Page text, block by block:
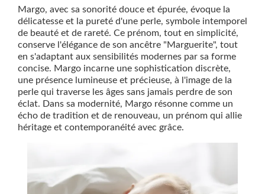
Margo, avec sa sonorité douce et épurée, évoque la
délicatesse et la pureté d'une perle, symbole intemporel
de beauté et de rareté. Ce prénom, tout en simplicité,
conserve l'élégance de son ancêtre "Marguerite", tout
en s'adaptant aux sensibilités modernes par sa forme
concise. Margo incarne une sophistication discrète,
une présence lumineuse et précieuse, à l'image de la
perle qui traverse les âges sans jamais perdre de son
éclat. Dans sa modernité, Margo résonne comme un
écho de tradition et de renouveau, un prénom qui allie
héritage et contemporanéité avec grâce.